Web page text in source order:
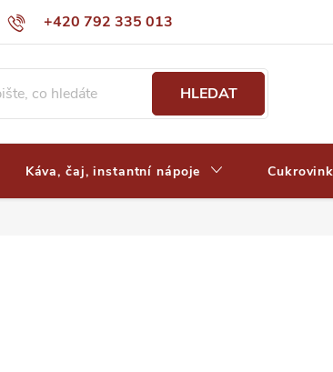
+420 792 335 013
místa a ceny dopravy Často kladené otázky
HLEDAT
Káva, čaj, instantní nápoje